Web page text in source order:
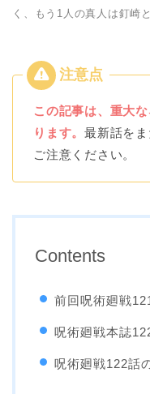
く、もう1人の真人は釘崎
この記事は、重大
ります。最新話を
ご注意ください。
Contents
前回呪術廻戦
呪術廻戦本誌
呪術廻戦122話